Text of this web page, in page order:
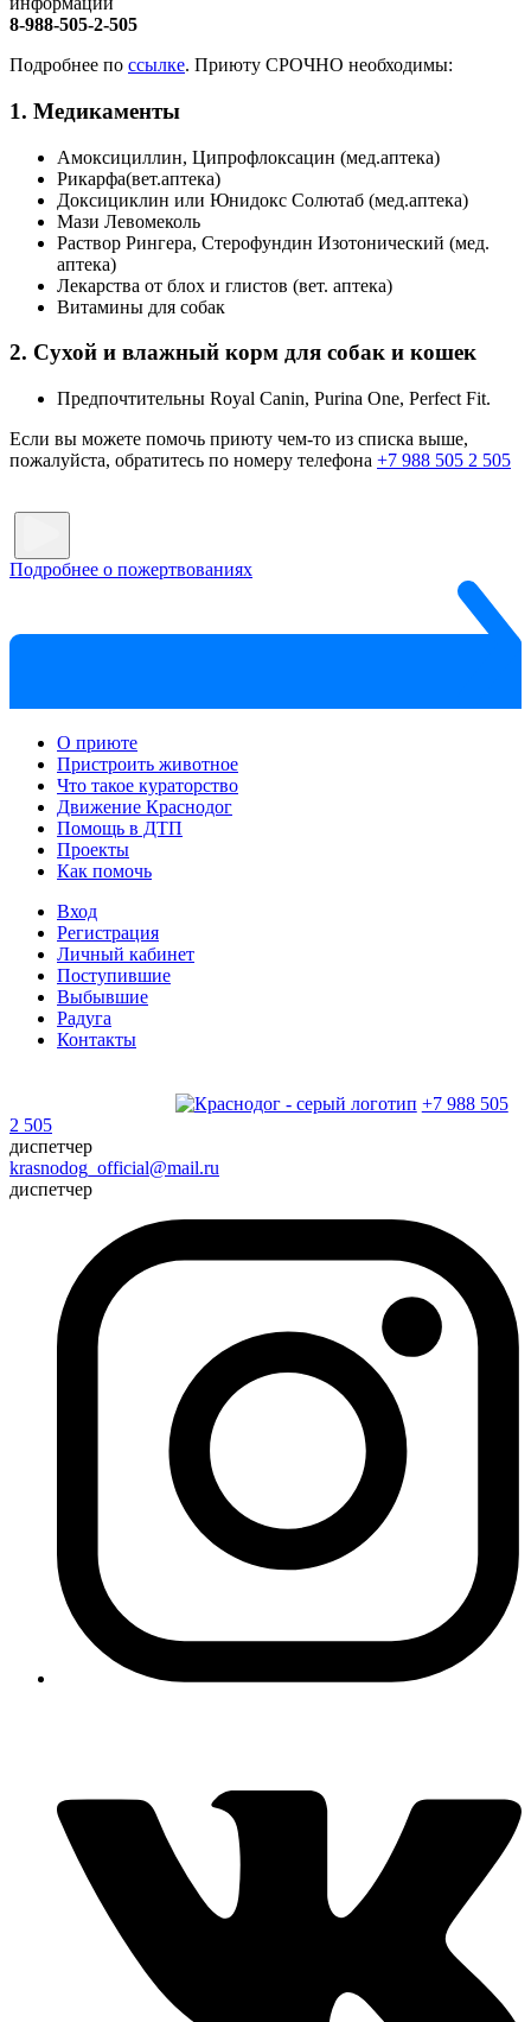
8-988-505-2-505
Подробнее по ссылке. Приюту СРОЧНО необходимы:
1. Медикаменты
Амоксициллин, Ципрофлоксацин (мед.аптека)
Рикарфа(вет.аптека)
Доксициклин или Юнидокс Солютаб (мед.аптека)
Мази Левомеколь
Раствор Рингера, Стерофундин Изотонический (мед.
аптека)
Лекарства от блох и глистов (вет. аптека)
Витамины для собак
2. Сухой и влажный корм для собак и кошек
Предпочтительны Royal Canin, Purina One, Perfect Fit.
Если вы можете помочь приюту чем-то из списка выше,
пожалуйста, обратитесь по номеру телефона +7 988 505 2 505
Подробнее о пожертвованиях
О приюте
Пристроить животное
Что такое кураторство
Движение Краснодог
Помощь в ДТП
Проекты
Как помочь
Вход
Регистрация
Личный кабинет
Поступившие
Выбывшие
Радуга
Контакты
+7 988 505
2 505
диспетчер
krasnodog_official@mail.ru
диспетчер